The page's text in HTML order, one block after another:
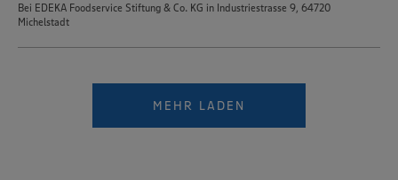
Bei EDEKA Foodservice Stiftung & Co. KG in Industriestrasse 9, 64720
Michelstadt
MEHR LADEN